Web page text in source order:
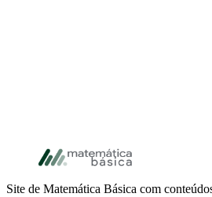
Footer
Site de Matemática Básica com